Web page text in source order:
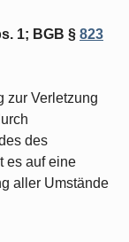
1; BGB § 823
zur Verletzung
des
es auf eine
aller Umstände